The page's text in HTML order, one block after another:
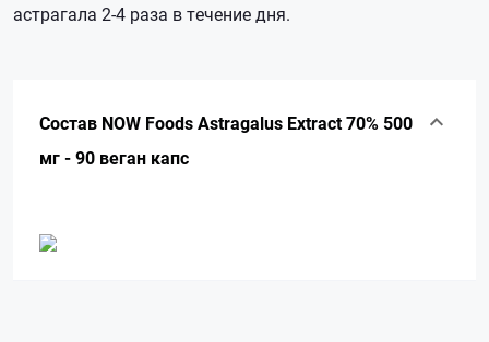
астрагала 2-4 раза в течение дня.
Состав NOW Foods Astragalus Extract 70% 500
мг - 90 веган капс